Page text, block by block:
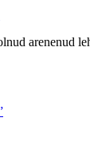
arenenud